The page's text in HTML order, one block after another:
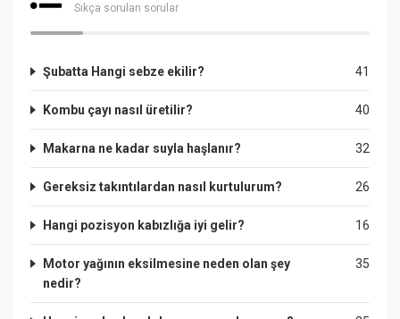
Sıkça sorulan sorular
41
Şubatta Hangi sebze ekilir?
40
Kombu çayı nasıl üretilir?
32
Makarna ne kadar suyla haşlanır?
26
Gereksiz takıntılardan nasıl kurtulurum?
16
Hangi pozisyon kabızlığa iyi gelir?
35
Motor yağının eksilmesine neden olan şey
nedir?